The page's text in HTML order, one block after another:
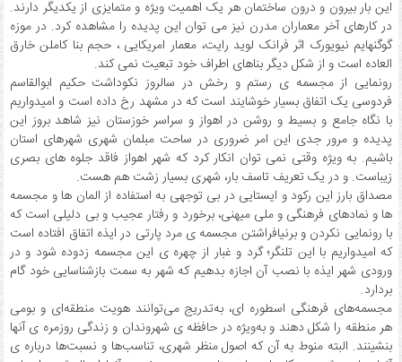
این بار بیرون و درون ساختمان هر یک اهمیت ویژه و متمایزی از یکدیگر دارند.
در کارهای آخر معماران مدرن نیز می توان این پدیده را مشاهده کرد. در موزه
گوگنهایم نیویورک اثر فرانک لوید رایت، معمار امریکایی ، حجم بنا کاملن خارق
العاده است و از شکل دیگر بناهای اطراف خود تبعیت نمی کند.
رونمایی از مجسمه ی رستم و رخش در سالروز نکوداشت حکیم ابوالقاسم
فردوسی یک اتفاق بسیار خوشایند است که در مشهد رخ داده است و امیدواریم
با نگاه جامع و بسیط و روشن در اهواز و سراسر خوزستان نیز شاهد بروز این
پدیده و مرور جدی این امر ضروری در ساحت مبلمان شهری شهرهای استان
باشیم. به ویژه وقتی نمی توان انکار کرد که شهر اهواز فاقد جلوه های بصری
زیباست. و در یک تعریف تاسف بار، شهری بسیار زشت هم هست.
مصداق بارز این رکود و ایستایی در بی توجهی به استفاده از المان ها و مجسمه
ها و نمادهای فرهنگی و ملی میهنی، برخورد و رفتار عجیب و بی دلیلی است که
با رونمایی نکردن و برنیافراشتن مجسمه ی مرد پارتی در ایذه اتفاق افتاده است
که امیدواریم با این تلنگر؛ گرد و غبار از چهره ی این مجسمه زدوده شود و در
ورودی شهر ایذه با نصب آن اجازه بدهیم که شهر به سمت بازشناسایی خود گام
بردارد.
مجسمه‌های فرهنگی اسطوره ای، به‌تدریج می‌توانند هویت منطقه‌ای و بومی
هر منطقه را شکل دهند و به‌ویژه در حافظه ی شهروندان و زندگی روزمره ی آنها
بنشینند. البته منوط به آن که اصول منظر شهری، تناسب‌ها و نسبت‌ها درباره ی